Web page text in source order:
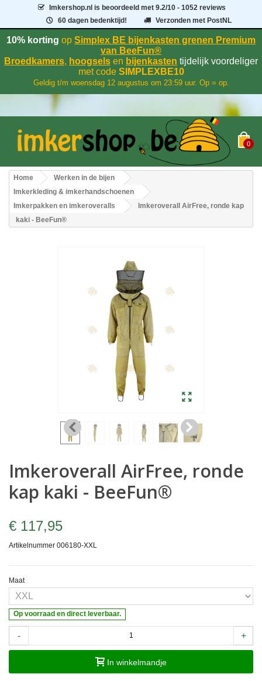
Imkershop.nl is beoordeeld met9.2/10 - 1052 reviews
60 dagen bedenktijd!
Verzonden met PostNL
10% korting op Simplex BE bijenkasten grenen Premium
van BeeFun®
Broedkamers, hoogsels en bijenkasten tijdelijk voordeliger
met codeSIMPLEXBE10
Geldig t/m woensdag 12 augustus om 23:59 uur. Op = op.
0
Home
Werken in de bijen
Imkerkleding & imkerhandschoenen
Imkerpakken en imkeroveralls
Imkeroverall AirFree, ronde kap
kaki - BeeFun®
Imkeroverall AirFree, ronde
kap kaki - BeeFun®
€ 117,95
Artikelnummer 006180-XXL
Maat
Op voorraad en direct leverbaar.
- +
In winkelmandje